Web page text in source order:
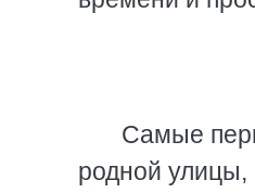
Самые
родной улицы,